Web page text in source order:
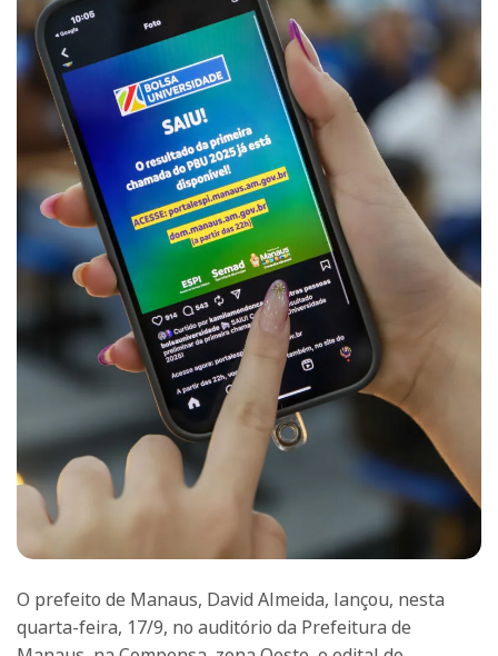
O prefeito de Manaus, David Almeida, lançou, nesta
quarta-feira, 17/9, no auditório da Prefeitura de